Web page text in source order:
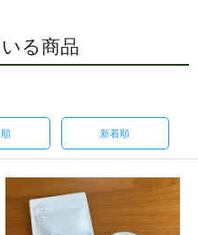
る商品
新着順